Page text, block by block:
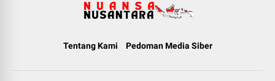
Tentang Kami Pedoman Media Siber